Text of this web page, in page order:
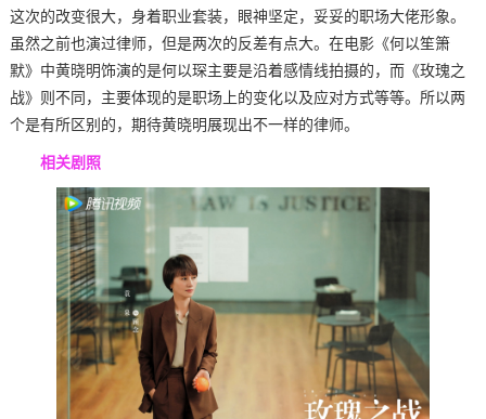
这次的改变很大，身着职业套装，眼神坚定，妥妥的职场大佬形象。
虽然之前也演过律师，但是两次的反差有点大。在电影《何以笙箫
默》中黄晓明饰演的是何以琛主要是沿着感情线拍摄的，而《玫瑰之
战》则不同，主要体现的是职场上的变化以及应对方式等等。所以两
个是有所区别的，期待黄晓明展现出不一样的律师。
相关剧照